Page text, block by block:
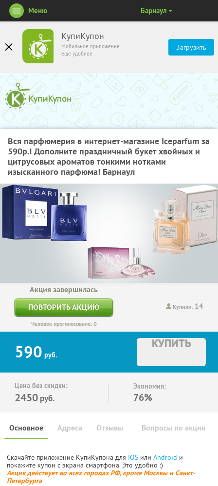
КупиКупон
Мобильное приложение
ещё удобнее
Загрузить
Меню Барнаул
Вся парфюмерия в интернет-магазине Iceparfum за
590р.! Дополните праздничный букет хвойных и
цитрусовых ароматов тонкими нотками
изысканного парфюма! Барнаул
Купили: 14
Акция завершилась
ПОВТОРИТЬ АКЦИЮ
Человек проголосовало: 0
590 руб.
КУПИТЬ
Цена без скидки:
2450 руб.
Экономия:
76%
Основное Отзывы Вопросы по акции
Адреса
Скачайте приложение КупиКупона для IOS или Android и
покажите купон с экрана смартфона. Это удобно :)
Акция действует во всех городах РФ, кроме Москвы и Санкт-
Петербурга